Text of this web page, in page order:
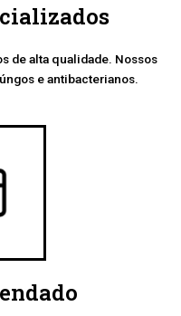
de alta qualidade. Nossos
e antibacterianos.